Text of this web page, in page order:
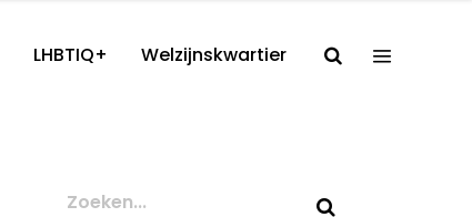
LHBTIQ+ Welzijnskwartier